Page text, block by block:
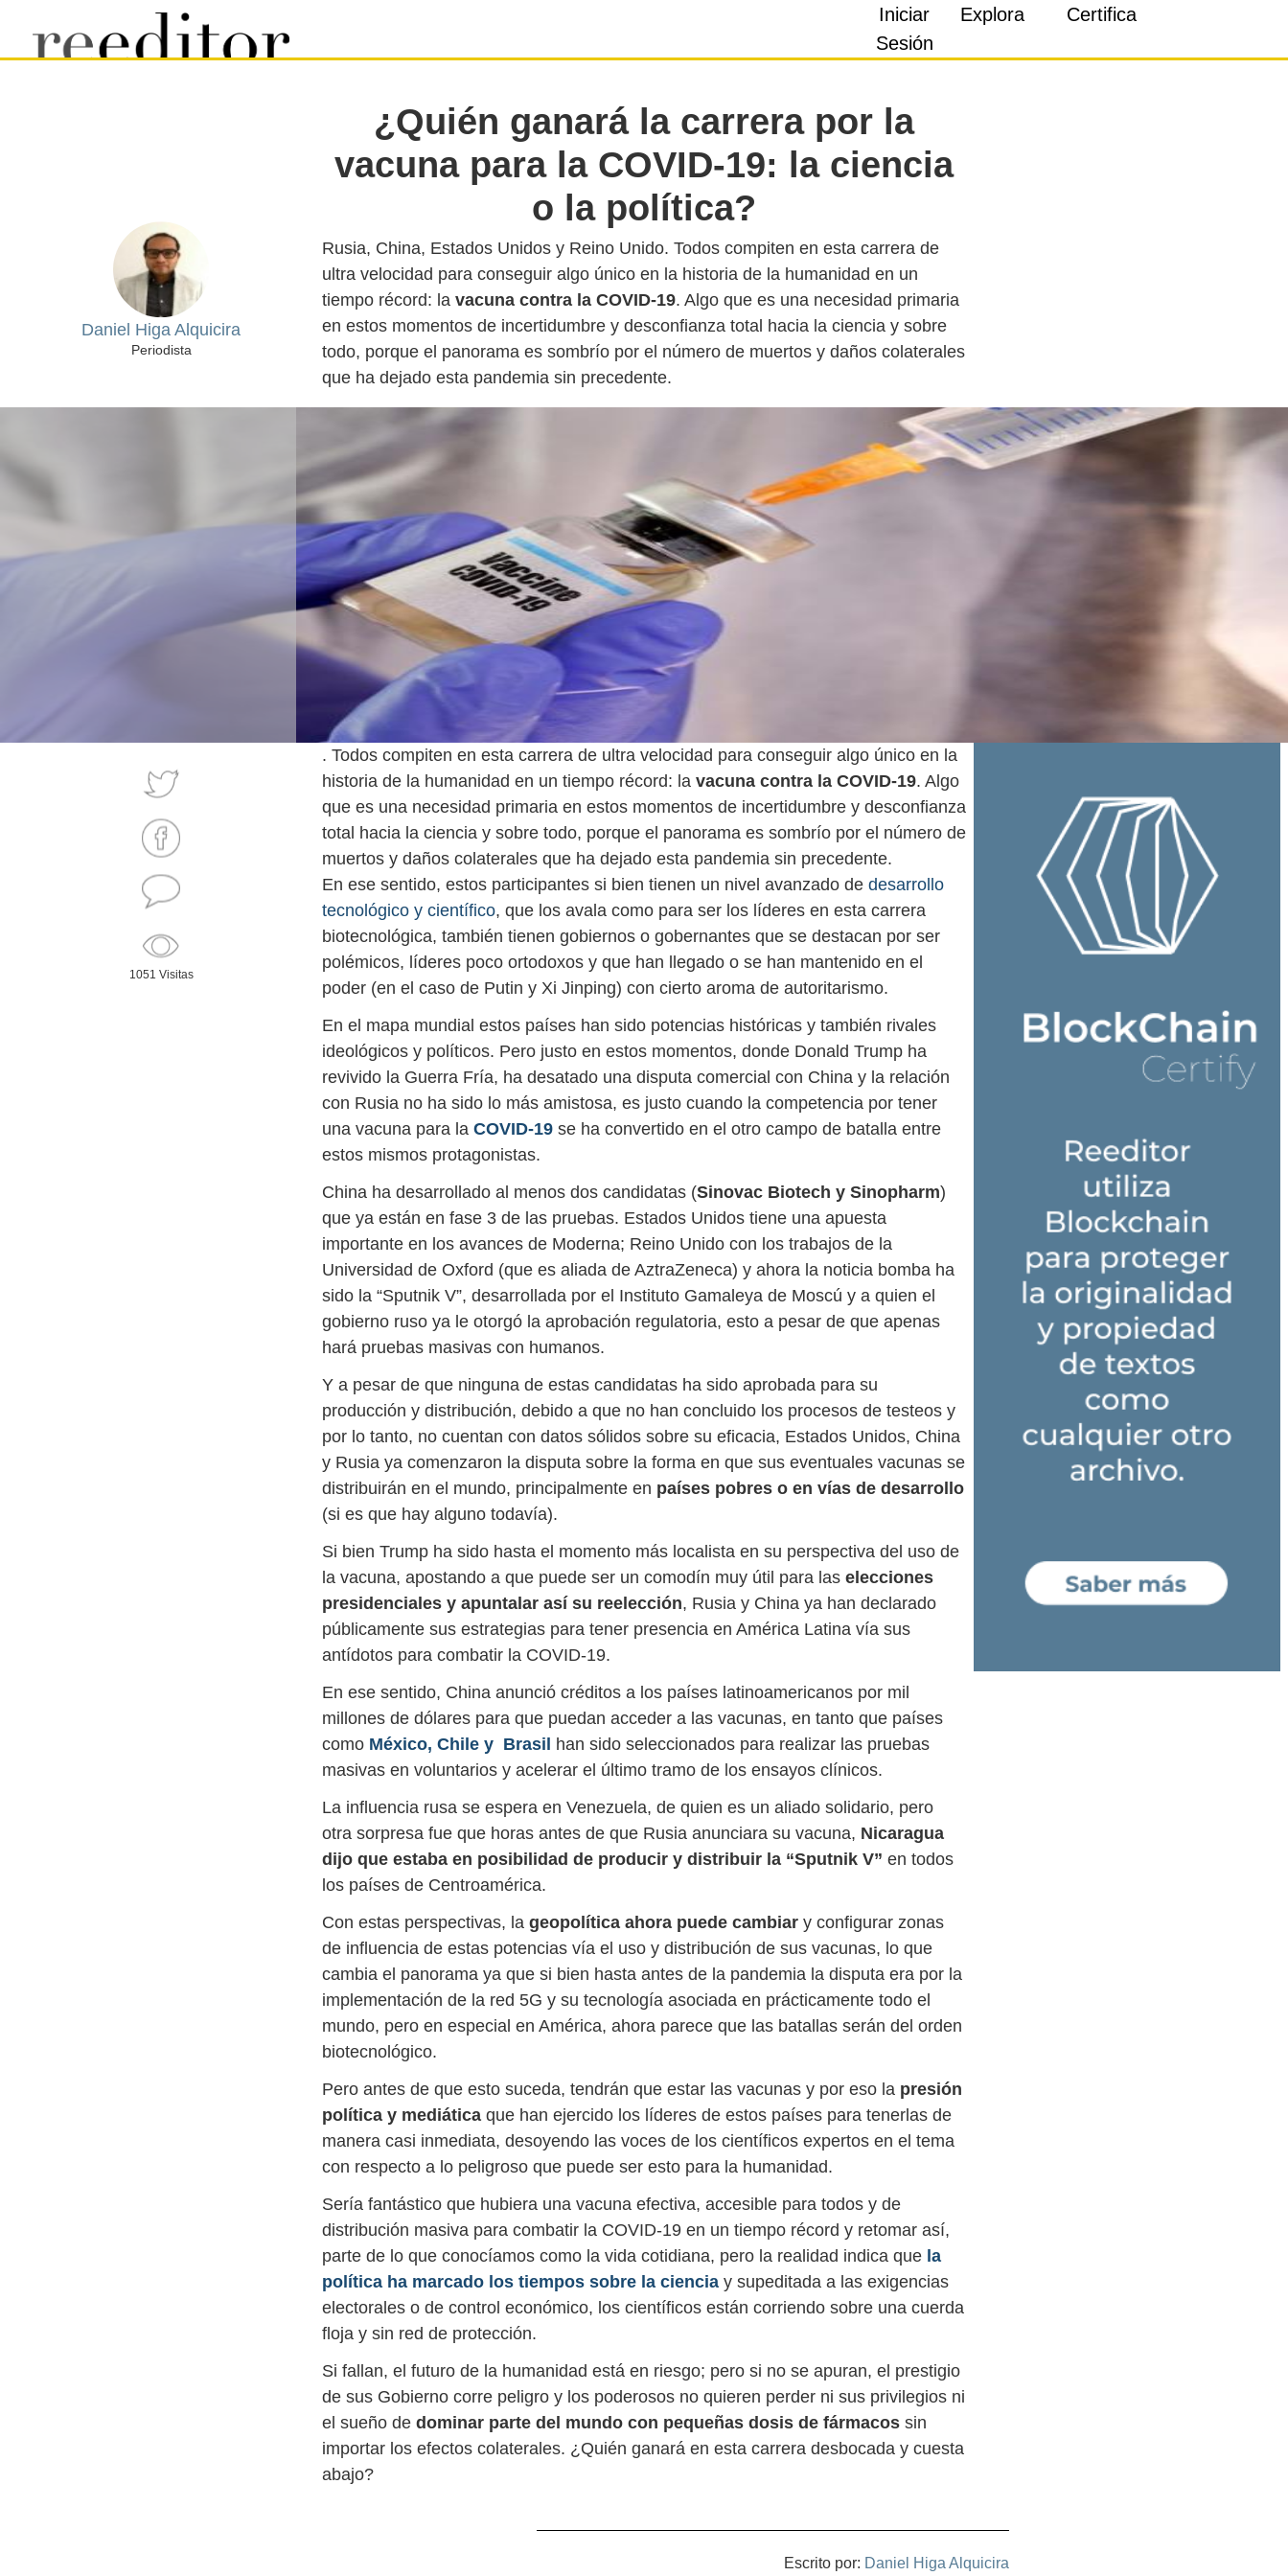
Iniciar
Sesión
Explora Certifica
Daniel Higa Alquicira
Periodista
¿Quién ganará la carrera por la
vacuna para la COVID-19: la ciencia
o la política?
Rusia, China, Estados Unidos y Reino Unido. Todos compiten en esta carrera de
ultra velocidad para conseguir algo único en la historia de la humanidad en un
tiempo récord: la vacuna contra la COVID-19. Algo que es una necesidad primaria
en estos momentos de incertidumbre y desconfianza total hacia la ciencia y sobre
todo, porque el panorama es sombrío por el número de muertos y daños colaterales
1051 Visitas
. Todos compiten en esta carrera de ultra velocidad para conseguir algo único en la
historia de la humanidad en un tiempo récord: la vacuna contra la COVID-19. Algo
que es una necesidad primaria en estos momentos de incertidumbre y desconfianza
total hacia la ciencia y sobre todo, porque el panorama es sombrío por el número de
muertos y daños colaterales que ha dejado esta pandemia sin precedente.
En ese sentido, estos participantes si bien tienen un nivel avanzado de desarrollo
tecnológico y científico, que los avala como para ser los líderes en esta carrera
biotecnológica, también tienen gobiernos o gobernantes que se destacan por ser
polémicos, líderes poco ortodoxos y que han llegado o se han mantenido en el
poder (en el caso de Putin y Xi Jinping) con cierto aroma de autoritarismo.
En el mapa mundial estos países han sido potencias históricas y también rivales
ideológicos y políticos. Pero justo en estos momentos, donde Donald Trump ha
revivido la Guerra Fría, ha desatado una disputa comercial con China y la relación
con Rusia no ha sido lo más amistosa, es justo cuando la competencia por tener
una vacuna para la COVID-19 se ha convertido en el otro campo de batalla entre
estos mismos protagonistas.
China ha desarrollado al menos dos candidatas (Sinovac Biotech y Sinopharm)
que ya están en fase 3 de las pruebas. Estados Unidos tiene una apuesta
importante en los avances de Moderna; Reino Unido con los trabajos de la
Universidad de Oxford (que es aliada de AztraZeneca) y ahora la noticia bomba ha
sido la “Sputnik V”, desarrollada por el Instituto Gamaleya de Moscú y a quien el
gobierno ruso ya le otorgó la aprobación regulatoria, esto a pesar de que apenas
hará pruebas masivas con humanos.
Y a pesar de que ninguna de estas candidatas ha sido aprobada para su
producción y distribución, debido a que no han concluido los procesos de testeos y
por lo tanto, no cuentan con datos sólidos sobre su eficacia, Estados Unidos, China
y Rusia ya comenzaron la disputa sobre la forma en que sus eventuales vacunas se
distribuirán en el mundo, principalmente en países pobres o en vías de desarrollo
(si es que hay alguno todavía).
Si bien Trump ha sido hasta el momento más localista en su perspectiva del uso de
la vacuna, apostando a que puede ser un comodín muy útil para las elecciones
presidenciales y apuntalar así su reelección, Rusia y China ya han declarado
públicamente sus estrategias para tener presencia en América Latina vía sus
antídotos para combatir la COVID-19.
En ese sentido, China anunció créditos a los países latinoamericanos por mil
millones de dólares para que puedan acceder a las vacunas, en tanto que países
como México, Chile y Brasil
han sido seleccionados para realizar las pruebas
masivas en voluntarios y acelerar el último tramo de los ensayos clínicos.
La influencia rusa se espera en Venezuela, de quien es un aliado solidario, pero
otra sorpresa fue que horas antes de que Rusia anunciara su vacuna, Nicaragua
dijo que estaba en posibilidad de producir y distribuir la “Sputnik V” en todos
los países de Centroamérica.
Con estas perspectivas, la geopolítica ahora puede cambiar y configurar zonas
de influencia de estas potencias vía el uso y distribución de sus vacunas, lo que
cambia el panorama ya que si bien hasta antes de la pandemia la disputa era por la
implementación de la red 5G y su tecnología asociada en prácticamente todo el
mundo, pero en especial en América, ahora parece que las batallas serán del orden
biotecnológico.
Pero antes de que esto suceda, tendrán que estar las vacunas y por eso la presión
política y mediática que han ejercido los líderes de estos países para tenerlas de
manera casi inmediata, desoyendo las voces de los científicos expertos en el tema
con respecto a lo peligroso que puede ser esto para la humanidad.
Sería fantástico que hubiera una vacuna efectiva, accesible para todos y de
distribución masiva para combatir la COVID-19 en un tiempo récord y retomar así,
parte de lo que conocíamos como la vida cotidiana, pero la realidad indica que la
política ha marcado los tiempos sobre la ciencia y supeditada a las exigencias
electorales o de control económico, los científicos están corriendo sobre una cuerda
floja y sin red de protección.
Si fallan, el futuro de la humanidad está en riesgo; pero si no se apuran, el prestigio
de sus Gobierno corre peligro y los poderosos no quieren perder ni sus privilegios ni
el sueño de dominar parte del mundo con pequeñas dosis de fármacos sin
importar los efectos colaterales. ¿Quién ganará en esta carrera desbocada y cuesta
abajo?
Escrito por: Daniel Higa Alquicira